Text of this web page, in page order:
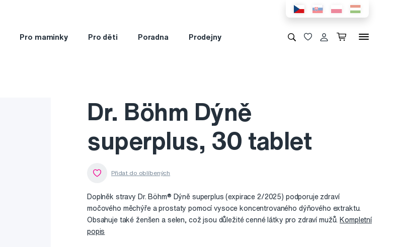
Pro maminky Pro děti Poradna Prodejny
Dr. Böhm Dýně
superplus, 30 tablet
Doplněk stravy Dr. Böhm® Dýně superplus (expirace 2/2025) podporuje zdraví
močového měchýře a prostaty pomocí vysoce koncentrovaného dýňového extraktu.
Obsahuje také ženšen a selen, což jsou důležité cenné látky pro zdraví mužů. Kompletní
popis